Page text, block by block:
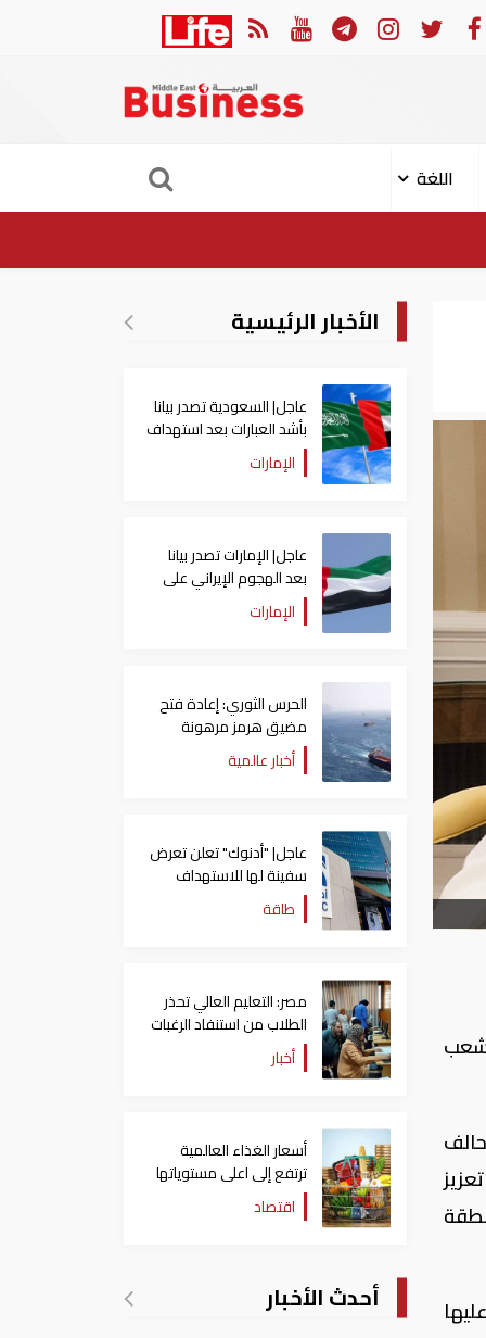
السعودية تصدر بيانا بأشد العبارات بعد استهداف إيران لناقلة إماراتية
اللغة
عليها
الأخبار الرئيسية
عاجل| السعودية تصدر بيانا
بأشد العبارات بعد استهداف
إيران لناقلة إماراتية
الإمارات
عاجل| الإمارات تصدر بيانا
بعد الهجوم الإيراني على
سفينة تابعة لـ"أدنوك"
الإمارات
الحرس الثوري: إعادة فتح
مضيق هرمز مرهونة
بقبول واشنطن الكامل
لشروط طهران
أخبار عالمية
عاجل| "أدنوك" تعلن تعرض
سفينة لها للاستهداف
بصاروخ في مضيق هرمز
طاقة
مصر: التعليم العالي تحذر
الطلاب من استنفاد الرغبات
قبل غلق التسجيل
أخبار
أسعار الغذاء العالمية
ترتفع إلى اعلى مستوياتها
منذ 3 سنواتاقتصاد
أحدث الأخبار